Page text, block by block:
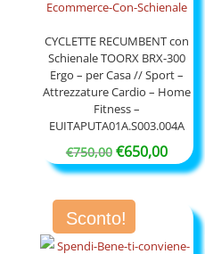
CYCLETTE RECUMBENT con
Schienale TOORX BRX-300
Ergo – per Casa // Sport –
Attrezzature Cardio – Home
Fitness –
EUITAPUTA01A.S003.004A
€750,00 Il
prezzo
originale
era:
€750,00.
€650,00Il
prezzo
Sconto!